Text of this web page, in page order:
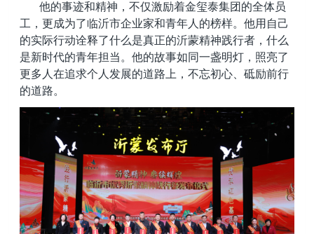
他的事迹和精神，不仅激励着金玺泰集团的全体员
工，更成为了临沂市企业家和青年人的榜样。他用自己
的实际行动诠释了什么是真正的沂蒙精神践行者，什么
是新时代的青年担当。他的故事如同一盏明灯，照亮了
更多人在追求个人发展的道路上，不忘初心、砥励前行
的道路。